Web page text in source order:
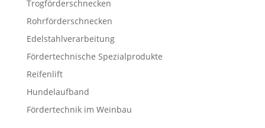
Trogförderschnecken
Rohrförderschnecken
Edelstahlverarbeitung
Fördertechnische Spezialprodukte
Reifenlift
Hundelaufband
Fördertechnik im Weinbau